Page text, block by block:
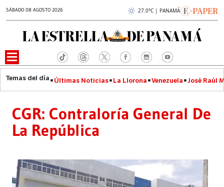
SÁBADO 08 AGOSTO 2026 27.0°C | PANAMÁ
Últimas Noticias La Llorona Venezuela José Raúl
CGR: Contraloría General De
La República